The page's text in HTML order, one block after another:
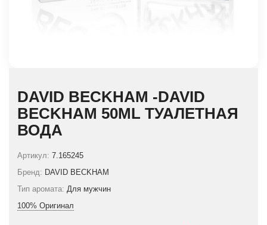
DAVID BECKHAM -DAVID
BECKHAM 50ML ТУАЛЕТНАЯ
ВОДА
Артикул: 7.165245
Бренд: DAVID BECKHAM
Тип аромата: Для мужчин
100% Оригинал